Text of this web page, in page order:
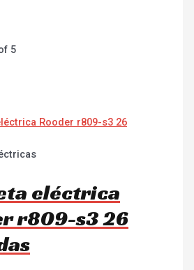
5
eléctrica
r809-s3 26